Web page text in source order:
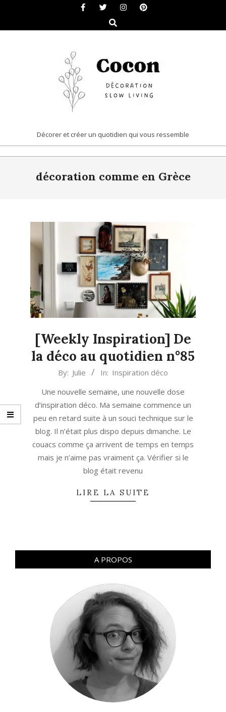
content
Search
COCON
|
DÉCORATION
LIVING
Décorer et créer un quotidien qui vous ressemble
décoration comme en Grèce
[Weekly Inspiration] De
la déco au quotidien n°85
By: Julie In: Inspiration déco
Une nouvelle semaine, une nouvelle dose
d’inspiration déco. Ma semaine commence un
peu en retard suite à un souci technique sur le
blog. Il n’était plus dispo depuis dimanche. Le
couacs comme ça arrivent de temps en temps
mais je n’aime pas vraiment ça. Vérifier si le
blog était revenu
LIRE LA SUITE
A PROPOS